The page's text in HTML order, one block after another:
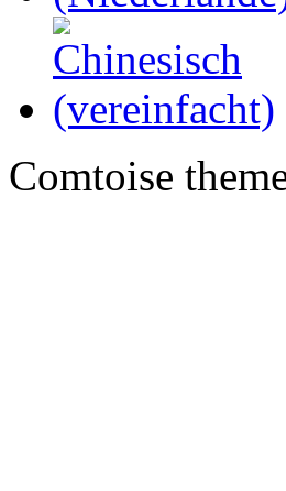
Comtoise